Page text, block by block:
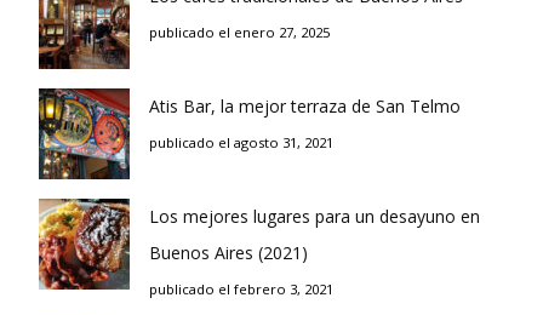
publicado el enero 27, 2025
Atis Bar, la mejor terraza de San Telmo
publicado el agosto 31, 2021
Los mejores lugares para un desayuno en
Buenos Aires (2021)
publicado el febrero 3, 2021